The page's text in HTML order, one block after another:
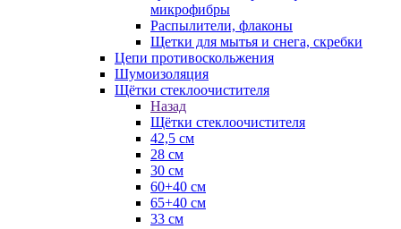
микрофибры
Распылители, флаконы
Щетки для мытья и снега, скребки
Цепи противоскольжения
Шумоизоляция
Щётки стеклоочистителя
Назад
Щётки стеклоочистителя
42,5 см
28 см
30 см
60+40 см
65+40 см
33 см